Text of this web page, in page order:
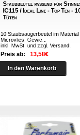
Staubbeutel passend für
IC115 / Ideal Line - Top Ten -
Tüten
10 Staubsaugerbeutel im Material
Microvlies, Gewic...
inkl. MwSt. und zzgl.Versand
Preis ab: 13,58€
In den Warenkorb